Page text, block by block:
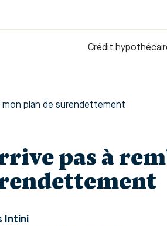
Crédit
mon plan de surendettement​
pas à
Intini